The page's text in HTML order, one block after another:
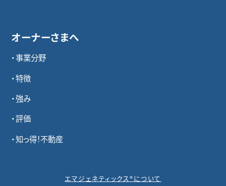
オーナーさまへ
事業分野
特徴
強み
評価
知っ得！不動産
エマジェネティックス®について